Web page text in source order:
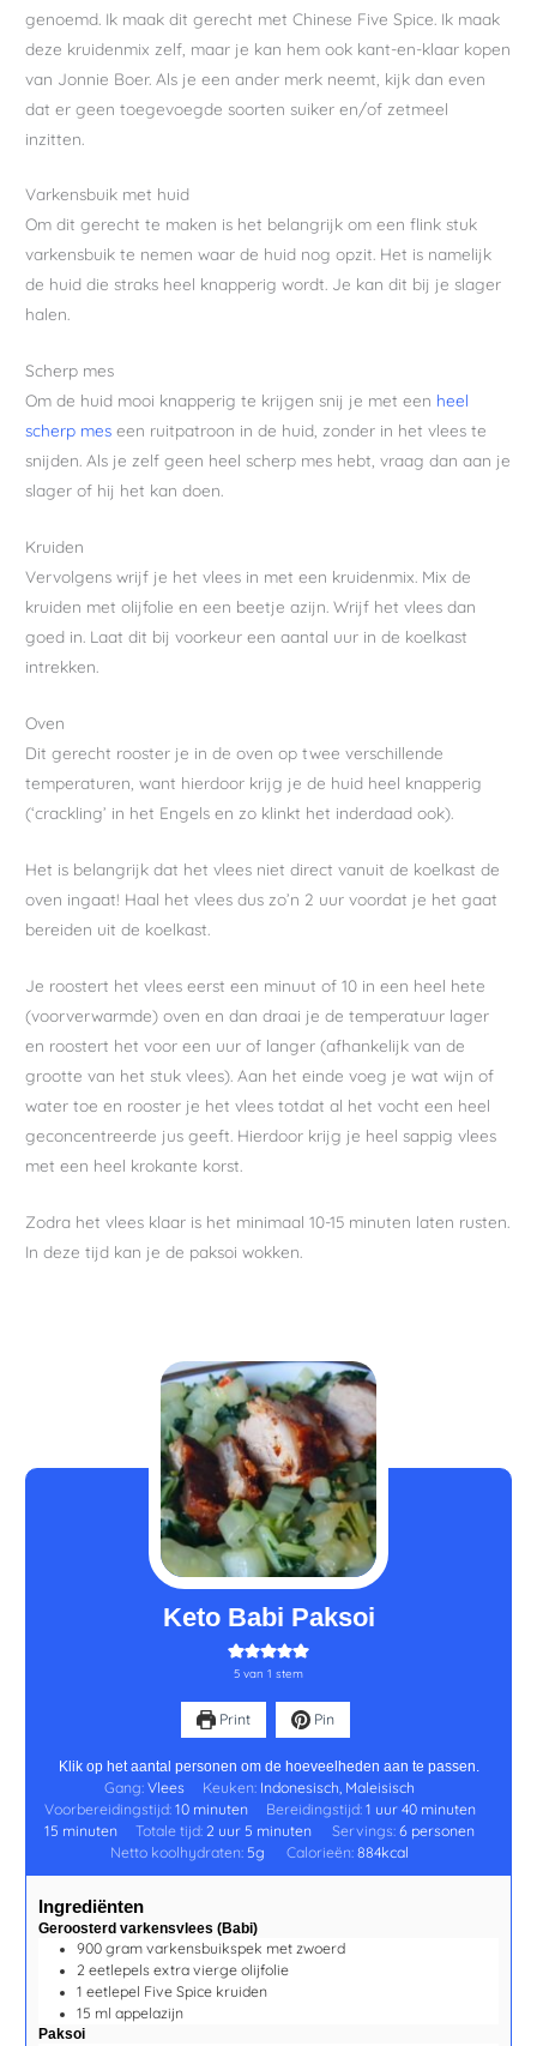
genoemd. Ik maak dit gerecht met Chinese Five Spice. Ik maak
deze kruidenmix zelf, maar je kan hem ook kant-en-klaar kopen
van Jonnie Boer. Als je een ander merk neemt, kijk dan even
dat er geen toegevoegde soorten suiker en/of zetmeel
inzitten.
Varkensbuik met huid
Om dit gerecht te maken is het belangrijk om een flink stuk
varkensbuik te nemen waar de huid nog opzit. Het is namelijk
de huid die straks heel knapperig wordt. Je kan dit bij je slager
halen.
Scherp mes
Om de huid mooi knapperig te krijgen snij je met een heel
scherp meseen ruitpatroon in de huid, zonder in het vlees te
snijden. Als je zelf geen heel scherp mes hebt, vraag dan aan je
slager of hij het kan doen.
Kruiden
Vervolgens wrijf je het vlees in met een kruidenmix. Mix de
kruiden met olijfolie en een beetje azijn. Wrijf het vlees dan
goed in. Laat dit bij voorkeur een aantal uur in de koelkast
intrekken.
Oven
Dit gerecht rooster je in de oven op twee verschillende
temperaturen, want hierdoor krijg je de huid heel knapperig
(‘crackling’ in het Engels en zo klinkt het inderdaad ook).
Het is belangrijk dat het vlees niet direct vanuit de koelkast de
oven ingaat! Haal het vlees dus zo’n 2 uur voordat je het gaat
bereiden uit de koelkast.
Je roostert het vlees eerst een minuut of 10 in een heel hete
(voorverwarmde) oven en dan draai je de temperatuur lager
en roostert het voor een uur of langer (afhankelijk van de
grootte van het stuk vlees). Aan het einde voeg je wat wijn of
water toe en rooster je het vlees totdat al het vocht een heel
geconcentreerde jus geeft. Hierdoor krijg je heel sappig vlees
met een heel krokante korst.
Zodra het vlees klaar is het minimaal 10-15 minuten laten rusten.
In deze tijd kan je de paksoi wokken.
Keto Babi Paksoi
5 van 1 stem
Print Pin
Klik op het aantal personen om de hoeveelheden aan te passen.
Gang:Vlees Keuken: Indonesisch, Maleisisch
Voorbereidingstijd: 10
minuten
minuten Bereidingstijd: 1
uur
uur 40 minuten
15 minuten Totale tijd: 2
uur
uur 5
minuten
minuten Servings:6 personen
Netto koolhydraten: 5g Calorieën: 884kcal
Ingrediënten
Geroosterd varkensvlees (Babi)
900 gram varkensbuikspek met zwoerd
2 eetlepels extra vierge olijfolie
1 eetlepel Five Spice kruiden
15 ml appelazijn
Paksoi